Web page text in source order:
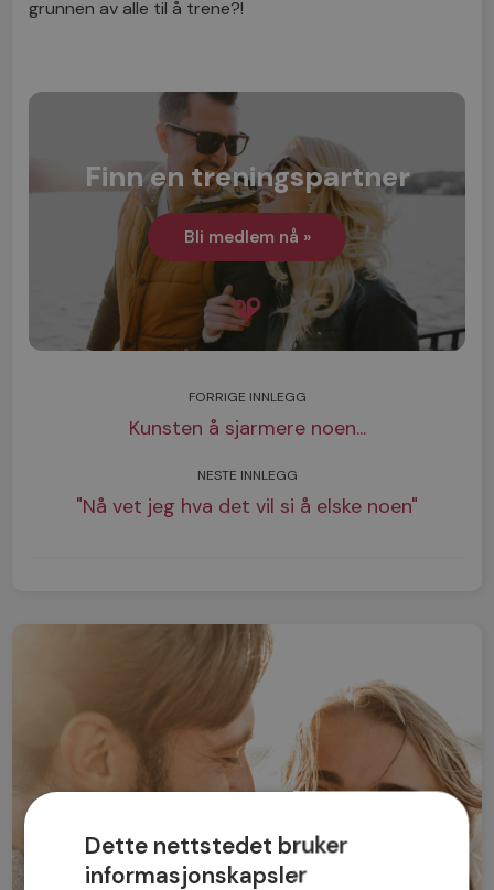
grunnen av alle til å trene?!
Finn en treningspartner
Bli medlem nå »
FORRIGE INNLEGG
Kunsten å sjarmere noen...
NESTE INNLEGG
"Nå vet jeg hva det vil si å elske noen"
Dette nettstedet bruker
informasjonskapsler